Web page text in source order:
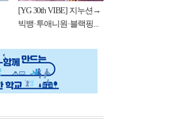
[YG 30th VIBE] 지누션→
빅뱅·투애니원·블랙핑...